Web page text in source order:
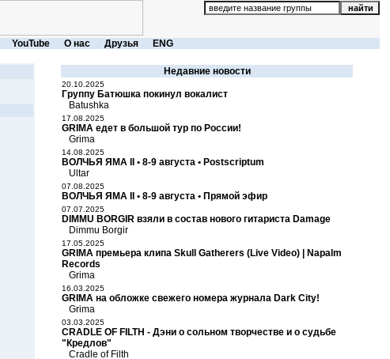
YouTube О нас Друзья ENG
Недавние новости
20.10.2025
Группу Батюшка покинул вокалист
Batushka
17.08.2025
GRIMA едет в большой тур по России!
Grima
14.08.2025
ВОЛЧЬЯ ЯМА II • 8-9 августа • Postscriptum
Ultar
07.08.2025
ВОЛЧЬЯ ЯМА II • 8-9 августа • Прямой эфир
07.07.2025
DIMMU BORGIR взяли в состав нового гитариста Damage
Dimmu Borgir
17.05.2025
GRIMA премьера клипа Skull Gatherers (Live Video) | Napalm
Records
Grima
16.03.2025
GRIMA на обложке свежего номера журнала Dark City!
Grima
03.03.2025
CRADLE OF FILTH - Дэни о сольном творчестве и о судьбе
"Кредлов"
Cradle of Filth